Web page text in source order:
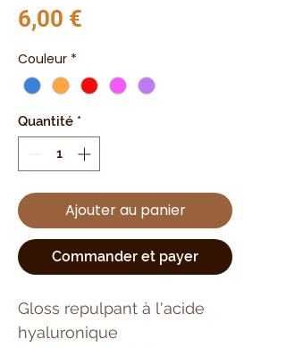
6,00 €
Couleur *
Quantité *
Ajouter au panier
Commander et payer
Gloss repulpant à l'acide
hyaluronique